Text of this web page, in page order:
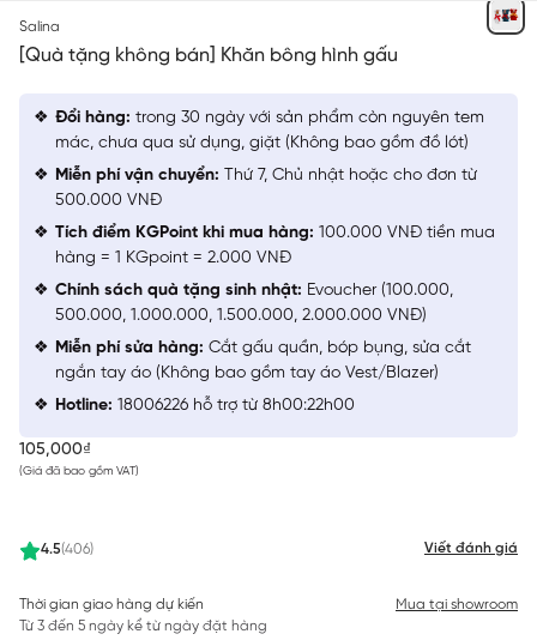
Salina
[Quà tặng không bán] Khăn bông hình gấu
105,000₫
(Giá đã bao gồm VAT)
4.5(406) Viết đánh giá
Thời gian giao hàng dự kiến
Từ 3 đến 5 ngày kể từ ngày đặt hàng
Mua tại showroom
Đổi hàng: trong 30 ngày với sản phẩm còn nguyên tem
mác, chưa qua sử dụng, giặt (Không bao gồm đồ lót)
Miễn phí vận chuyển: Thứ 7, Chủ nhật hoặc cho đơn từ
500.000 VNĐ
Tích điểm KGPoint khi mua hàng: 100.000 VNĐ tiền mua
hàng = 1 KGpoint = 2.000 VNĐ
Chính sách quà tặng sinh nhật: Evoucher (100.000,
500.000, 1.000.000, 1.500.000, 2.000.000 VNĐ)
Miễn phí sửa hàng: Cắt gấu quần, bóp bụng, sửa cắt
ngắn tay áo (Không bao gồm tay áo Vest/Blazer)
Hotline: 18006226 hỗ trợ từ 8h00:22h00